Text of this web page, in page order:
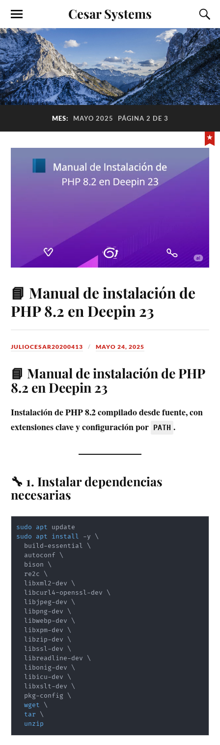
Cesar Systems
MES: MAYO 2025 PÁGINA 2 DE 3
📘 Manual de instalación de
PHP 8.2 en Deepin 23
JULIOCESAR20200413 MAYO 24, 2025
📘 Manual de instalación de PHP
8.2 en Deepin 23
Instalación de PHP 8.2 compilado desde fuente, con
extensiones clave y configuración por PATH .
🔧 1. Instalar dependencias
necesarias
sudo apt
sudo
apt install -y \
  build-essential
\
  autoconf
\
  bison
\
  re2c
\
  libxml2-dev
\
  libcurl4-openssl-dev
\
  libjpeg-dev
\
  libpng-dev
\
  libwebp-dev
\
  libxpm-dev
\
  libzip-dev
\
  libssl-dev
\
  libreadline-dev
\
  libonig-dev
\
  libicu-dev
\
  libxslt-dev
\
  pkg-config
\
wget
\
tar
\
unzip